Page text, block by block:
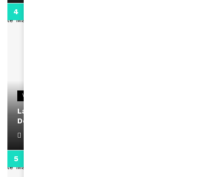
VIDEOS
La rubrique santé speciale coronavirus du
Docteur Makanda